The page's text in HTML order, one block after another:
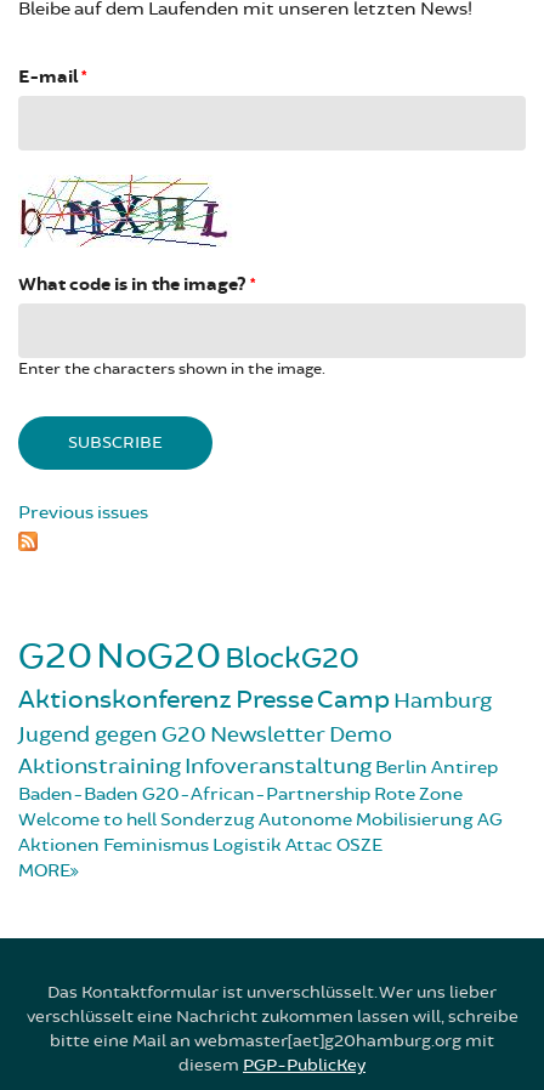
Bleibe auf dem Laufenden mit unseren letzten News!
E-mail*
What code is in the image? *
Enter the characters shown in the image.
Previous issues
G20NoG20 BlockG20
Aktionskonferenz PresseCampHamburg
Jugend gegen G20 NewsletterDemo
AktionstrainingInfoveranstaltung Berlin Antirep
Baden-Baden G20-African-Partnership Rote Zone
Welcome to hellSonderzugAutonome MobilisierungAG
Aktionen Feminismus Logistik Attac OSZE
MORE
Das Kontaktformular ist unverschlüsselt. Wer uns lieber
verschlüsselt eine Nachricht zukommen lassen will, schreibe
bitte eine Mail an webmaster[aet]g20hamburg.org mit
diesem PGP-PublicKey